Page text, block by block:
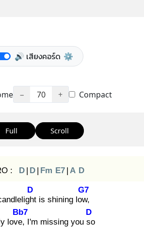
🔊 เสียงคอร์ด ⚙️
− 70 + Compact
Full Scroll
: D | D | Fm E7 | A D
D
is shining low,
G7
love,
Bb7
I'm missing you so
D